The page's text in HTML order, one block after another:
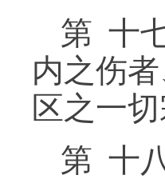
第 十
内之伤
区之一
第 十